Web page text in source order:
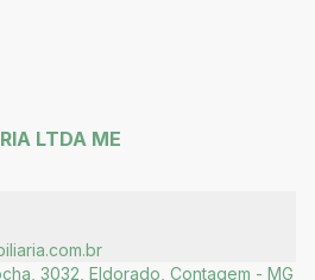
LTDA ME
3032, Eldorado, Contagem - MG